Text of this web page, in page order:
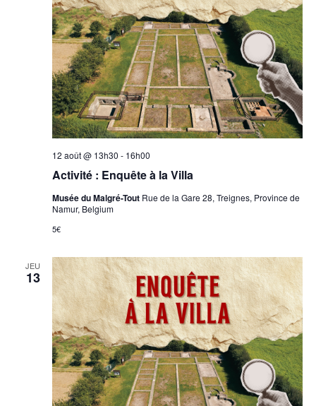
Activité : Enquête à la Villa
12 août @ 13h30 - 16h00
Musée du Malgré-Tout Rue de la Gare 28, Treignes, Province de
Namur, Belgium
5€
JEU
13